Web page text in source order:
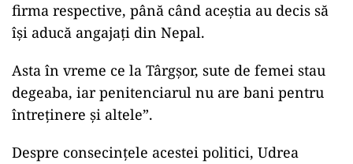
firma respective, până când aceștia au decis să
își aducă angajați din Nepal.
Asta în vreme ce la Târgșor, sute de femei stau
degeaba, iar penitenciarul nu are bani pentru
întreținere și altele”.
Despre consecințele acestei politici, Udrea